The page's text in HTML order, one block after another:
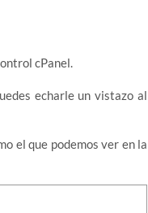
cPanel.
echarle un vistazo al
el que podemos ver en la